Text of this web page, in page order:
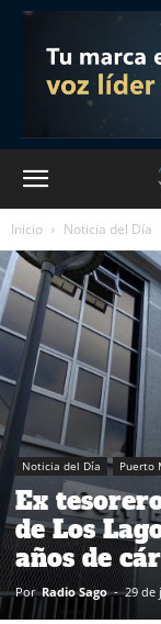
Inicio Noticia del Día
Noticia del Día Puerto
Ex
de Los
años de
Por Radio Sago - 29 de